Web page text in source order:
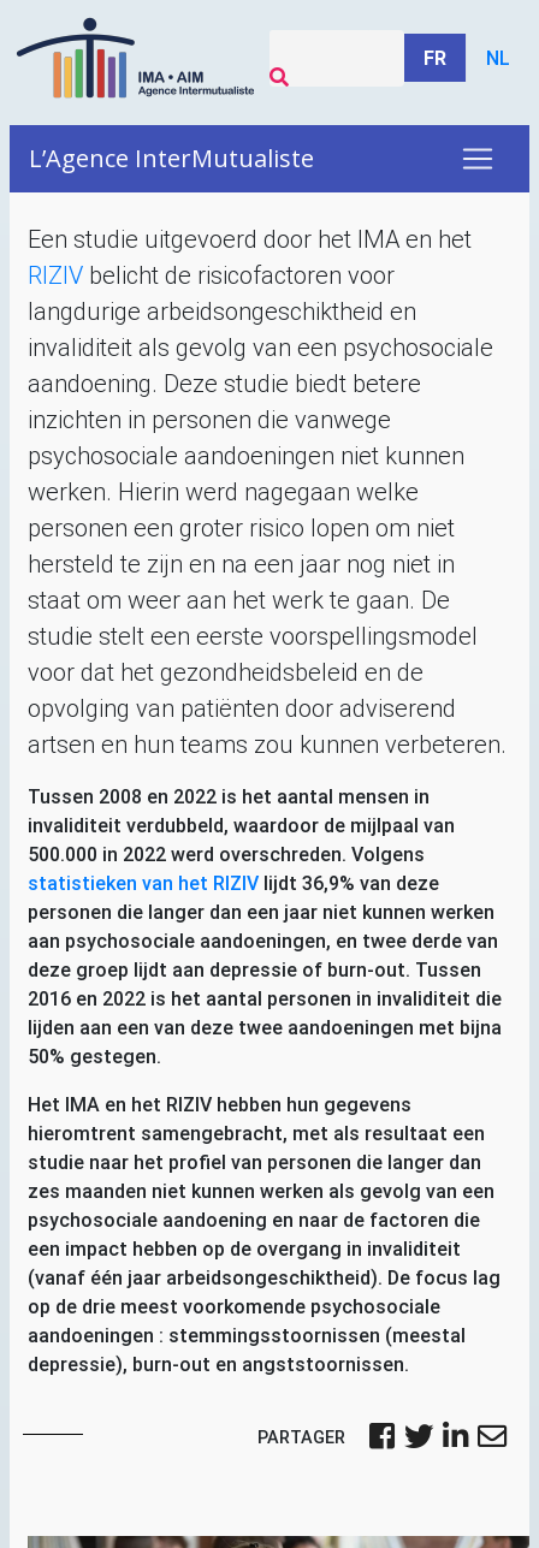
FR NL
L’Agence InterMutualiste
Een studie uitgevoerd door het IMA en het
RIZIV belicht de risicofactoren voor
langdurige arbeidsongeschiktheid en
invaliditeit als gevolg van een psychosociale
aandoening. Deze studie biedt betere
inzichten in personen die vanwege
psychosociale aandoeningen niet kunnen
werken. Hierin werd nagegaan welke
personen een groter risico lopen om niet
hersteld te zijn en na een jaar nog niet in
staat om weer aan het werk te gaan. De
studie stelt een eerste voorspellingsmodel
voor dat het gezondheidsbeleid en de
opvolging van patiënten door adviserend
artsen en hun teams zou kunnen verbeteren.
Tussen 2008 en 2022 is het aantal mensen in
invaliditeit verdubbeld, waardoor de mijlpaal van
500.000 in 2022 werd overschreden. Volgens
statistieken van het RIZIV lijdt 36,9% van deze
personen die langer dan een jaar niet kunnen werken
aan psychosociale aandoeningen, en twee derde van
deze groep lijdt aan depressie of burn-out. Tussen
2016 en 2022 is het aantal personen in invaliditeit die
lijden aan een van deze twee aandoeningen met bijna
50% gestegen.
Het IMA en het RIZIV hebben hun gegevens
hieromtrent samengebracht, met als resultaat een
studie naar het profiel van personen die langer dan
zes maanden niet kunnen werken als gevolg van een
psychosociale aandoening en naar de factoren die
een impact hebben op de overgang in invaliditeit
(vanaf één jaar arbeidsongeschiktheid). De focus lag
op de drie meest voorkomende psychosociale
aandoeningen : stemmingsstoornissen (meestal
depressie), burn-out en angststoornissen.
PARTAGER